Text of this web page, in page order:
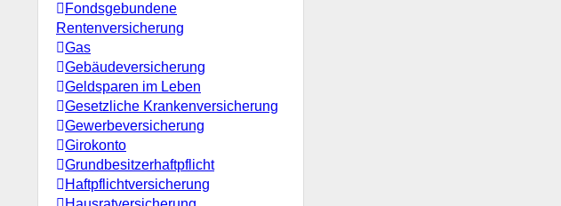
Fondsgebundene
Rentenversicherung
Gas
Gebäudeversicherung
Geldsparen im Leben
Gesetzliche Krankenversicherung
Gewerbeversicherung
Girokonto
Grundbesitzerhaftpflicht
Haftpflichtversicherung